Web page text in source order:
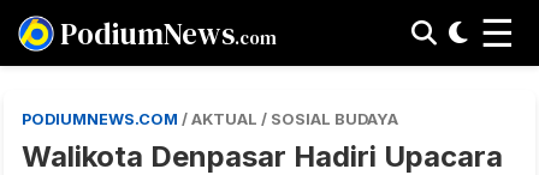
PodiumNews.com ☰
PODIUMNEWS.COM / AKTUAL / SOSIAL BUDAYA
Walikota Denpasar Hadiri Upacara